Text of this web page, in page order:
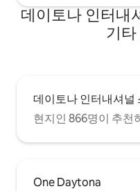
데이토나 인터내
기
데이토나 인터내셔널
현지인 866명이 추천
One Daytona